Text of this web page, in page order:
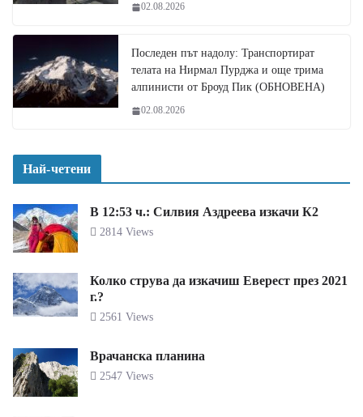
02.08.2026
Последен път надолу: Транспортират
телата на Нирмал Пурджа и още трима
алпинисти от Броуд Пик (ОБНОВЕНА)
02.08.2026
Най-четени
В 12:53 ч.: Силвия Аздреева изкачи К2
2814 Views
Колко струва да изкачиш Еверест през 2021
г.?
2561 Views
Врачанска планина
2547 Views